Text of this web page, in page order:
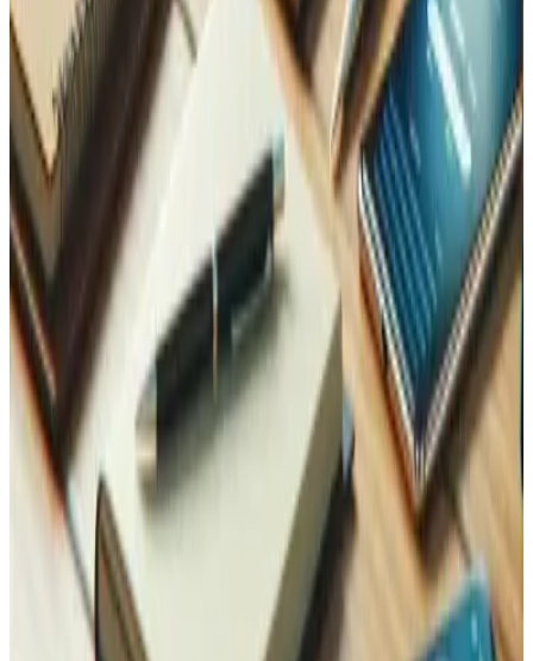
Sind Ihre Entwickler Adobe Commerce zertifiziert?
Kontaktieren Sie uns
Kontaktieren Sie uns — wir sind für Sie da! Jetzt auf